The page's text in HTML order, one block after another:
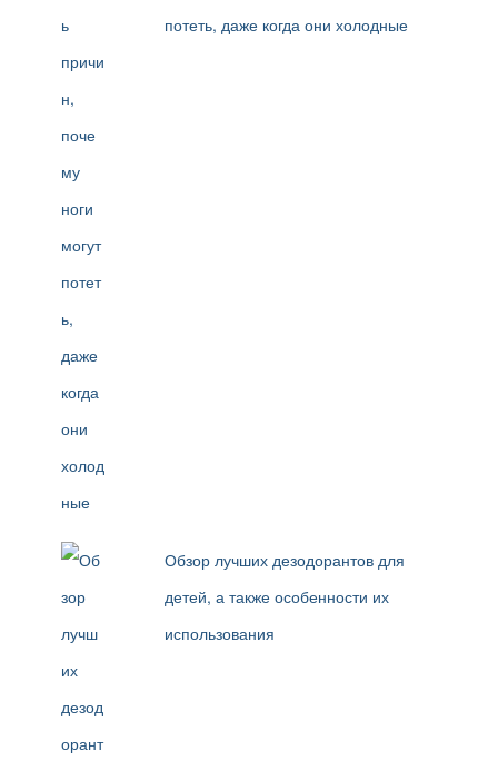
потеть, даже когда они холодные
Обзор лучших дезодорантов для
детей, а также особенности их
использования